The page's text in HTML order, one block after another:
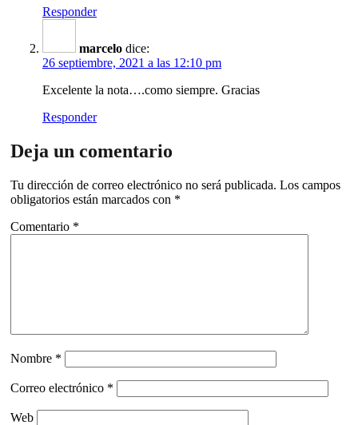
Responder
marcelo dice:
26 septiembre, 2021 a las 12:10 pm
Excelente la nota….como siempre. Gracias
Responder
Deja un comentario
Tu dirección de correo electrónico no será publicada. Los campos
obligatorios están marcados con *
Comentario *
Nombre *
Correo electrónico *
Web